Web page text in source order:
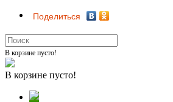
Поделиться
В корзине пусто!
В корзине пусто!